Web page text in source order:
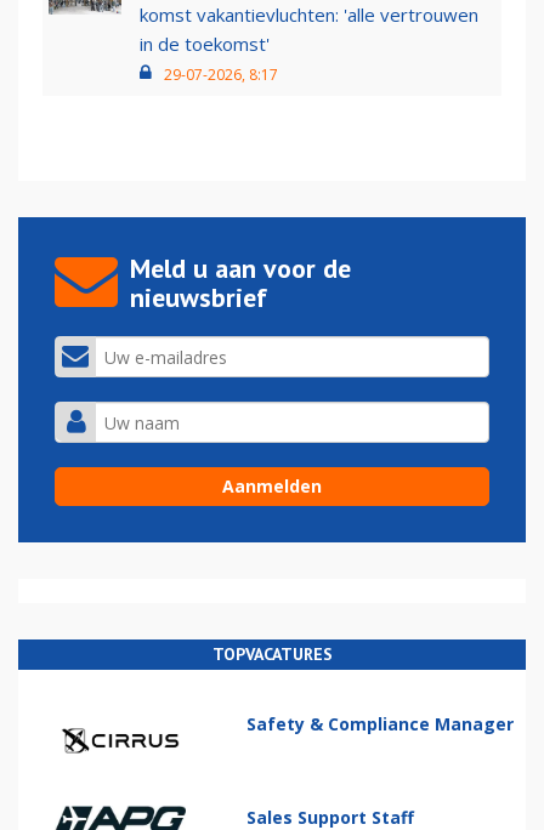
komst vakantievluchten: 'alle vertrouwen
in de toekomst'
29-07-2026, 8:17
Meld u aan voor de
nieuwsbrief
TOPVACATURES
Safety & Compliance Manager
Sales Support Staff